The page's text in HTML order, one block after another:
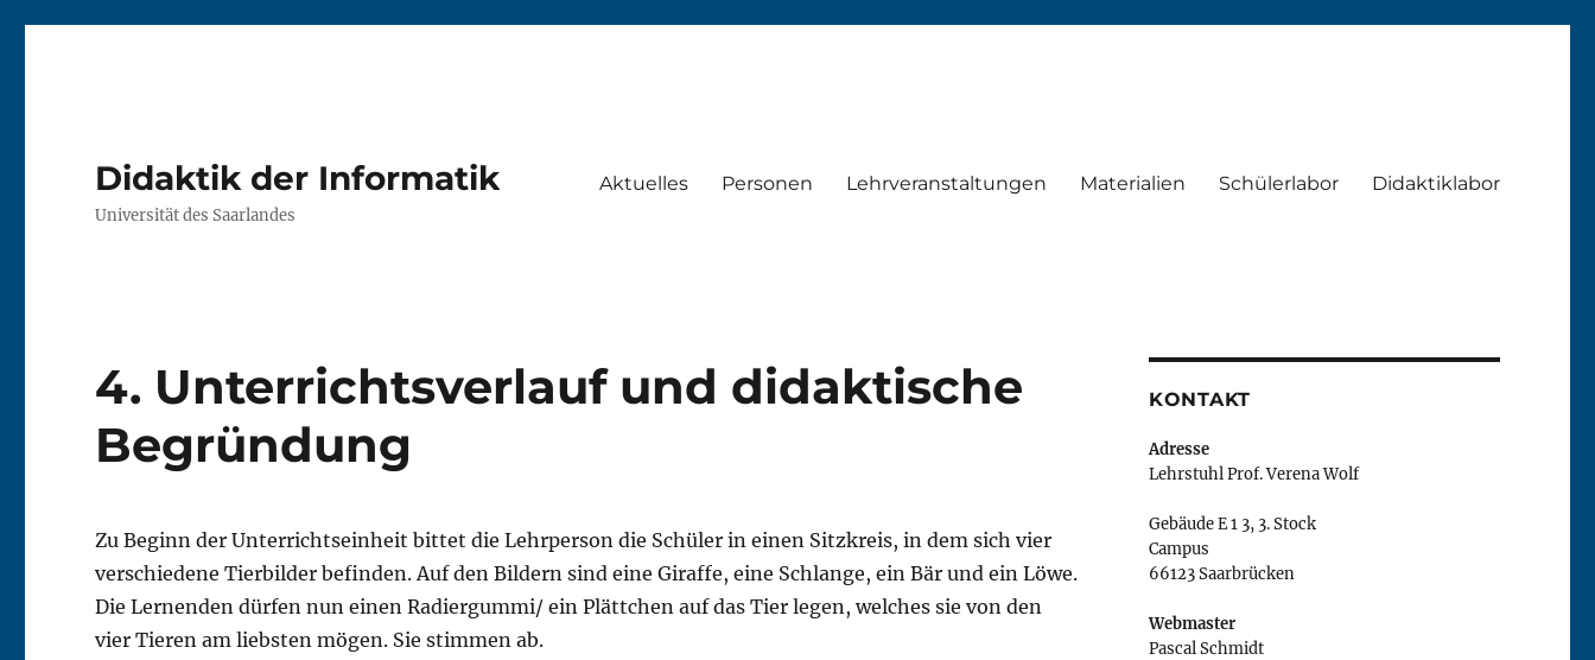
Didaktik der Informatik
Universität des Saarlandes
Aktuelles Personen Lehrveranstaltungen Materialien Schülerlabor Didaktiklabor
4. Unterrichtsverlauf und didaktische
Begründung
Zu Beginn der Unterrichtseinheit bittet die Lehrperson die Schüler in einen Sitzkreis, in dem sich vier
verschiedene Tierbilder befinden. Auf den Bildern sind eine Giraffe, eine Schlange, ein Bär und ein Löwe.
Die Lernenden dürfen nun einen Radiergummi/ ein Plättchen auf das Tier legen, welches sie von den
vier Tieren am liebsten mögen. Sie stimmen ab.
KONTAKT
Adresse
Lehrstuhl Prof. Verena Wolf
Gebäude E 1 3, 3. Stock
Campus
66123 Saarbrücken
Webmaster
Pascal Schmidt